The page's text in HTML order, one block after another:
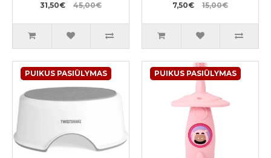
31,50€ 45,00€ 7,50€ 15,00€
PUIKUS PASIŪLYMAS PUIKUS PASIŪLYMAS